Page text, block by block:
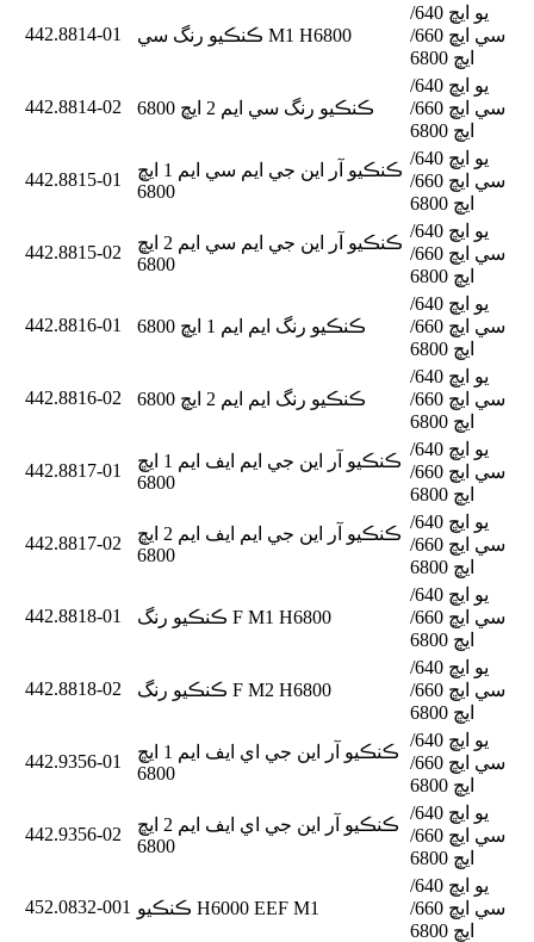
442.8814-01 ڪنڪيو رنگ سي M1 H6800
يو ايڇ 640/
سي ايڇ 660/
ايڇ 6800
442.8814-02 ڪنڪيو رنگ سي ايم 2 ايڇ 6800
يو ايڇ 640/
سي ايڇ 660/
ايڇ 6800
442.8815-01
ڪنڪيو آر اين جي ايم سي ايم 1 ايڇ
6800
يو ايڇ 640/
سي ايڇ 660/
ايڇ 6800
442.8815-02
ڪنڪيو آر اين جي ايم سي ايم 2 ايڇ
6800
يو ايڇ 640/
سي ايڇ 660/
ايڇ 6800
442.8816-01 ڪنڪيو رنگ ايم ايم 1 ايڇ 6800
يو ايڇ 640/
سي ايڇ 660/
ايڇ 6800
442.8816-02 ڪنڪيو رنگ ايم ايم 2 ايڇ 6800
يو ايڇ 640/
سي ايڇ 660/
ايڇ 6800
442.8817-01
ڪنڪيو آر اين جي ايم ايف ايم 1 ايڇ
6800
يو ايڇ 640/
سي ايڇ 660/
ايڇ 6800
442.8817-02
ڪنڪيو آر اين جي ايم ايف ايم 2 ايڇ
6800
يو ايڇ 640/
سي ايڇ 660/
ايڇ 6800
442.8818-01 ڪنڪيو رنگ F M1 H6800
يو ايڇ 640/
سي ايڇ 660/
ايڇ 6800
442.8818-02 ڪنڪيو رنگ F M2 H6800
يو ايڇ 640/
سي ايڇ 660/
ايڇ 6800
442.9356-01
ڪنڪيو آر اين جي اي ايف ايم 1 ايڇ
6800
يو ايڇ 640/
سي ايڇ 660/
ايڇ 6800
442.9356-02
ڪنڪيو آر اين جي اي ايف ايم 2 ايڇ
6800
يو ايڇ 640/
سي ايڇ 660/
ايڇ 6800
452.0832-001 ڪنڪيو H6000 EEF M1
يو ايڇ 640/
سي ايڇ 660/
ايڇ 6800